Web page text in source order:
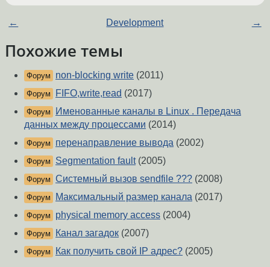
← Development →
Похожие темы
Форум non-blocking write (2011)
Форум FIFO,write,read (2017)
Форум
Именованные каналы в Linux . Передача
данных между процессами (2014)
Форум перенаправление вывода (2002)
Форум Segmentation fault(2005)
Форум Системный вызов sendfile ??? (2008)
Форум Максимальный размер канала (2017)
Форум physical memory access (2004)
Форум Канал загадок (2007)
Форум Как получить свой IP адрес? (2005)